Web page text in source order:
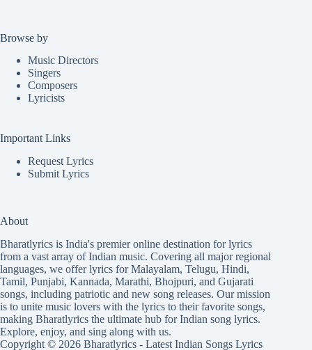
Browse by
Music Directors
Singers
Composers
Lyricists
Important Links
Request Lyrics
Submit Lyrics
About
Bharatlyrics is India's premier online destination for lyrics
from a vast array of Indian music. Covering all major regional
languages, we offer lyrics forMalayalam, Telugu, Hindi,
Tamil, Punjabi, Kannada, Marathi, Bhojpuri, and Gujarati
songs, including patriotic and new song releases. Our mission
is to unite music lovers with the lyrics to their favorite songs,
making Bharatlyrics the ultimate hub for Indian song lyrics.
Explore, enjoy, and sing along with us.
Copyright © 2026 Bharatlyrics - Latest Indian Songs Lyrics